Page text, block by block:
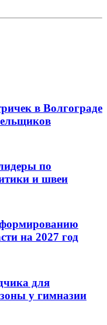
в Волгограде
по
и швеи
формированию
на 2027 год
для
у гимназии